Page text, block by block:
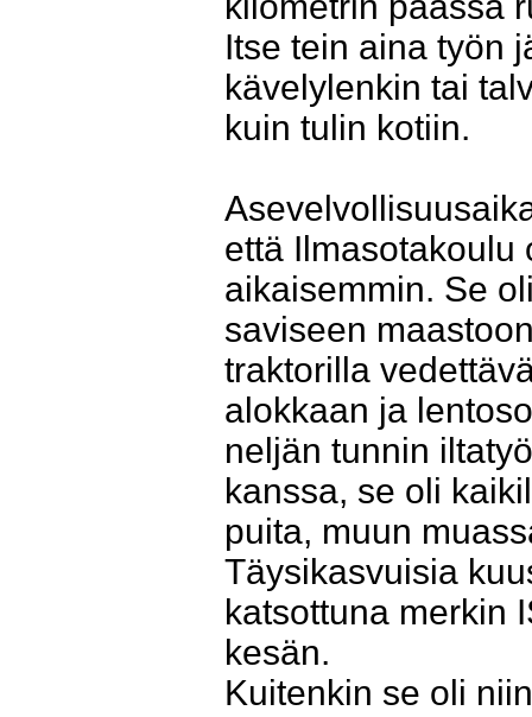
Itse tein aina työn
kävelylenkin tai
kuin tulin kotiin.
että Ilmasotakoulu
aikaisemmin. Se
saviseen
traktorilla
alokkaan ja
neljän tunnin
kanssa, se oli
puita, muun
Täysikasvuisia
katsottuna merkin
kesän.
Kuitenkin se oli